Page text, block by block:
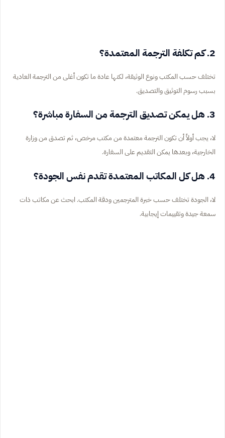
2. كم تكلفة الترجمة المعتمدة؟
تختلف حسب المكتب ونوع الوثيقة، لكنها عادة ما تكون أغلى من الترجمة العادية
بسبب رسوم التوثيق والتصديق.
3. هل يمكن تصديق الترجمة من السفارة مباشرة؟
لا، يجب أولاً أن تكون الترجمة معتمدة من مكتب مرخص، ثم تصدق من وزارة
الخارجية، وبعدها يمكن التقديم على السفارة.
4. هل كل المكاتب المعتمدة تقدم نفس الجودة؟
لا، الجودة تختلف حسب خبرة المترجمين ودقة المكتب. ابحث عن مكاتب ذات
سمعة جيدة وتقييمات إيجابية.